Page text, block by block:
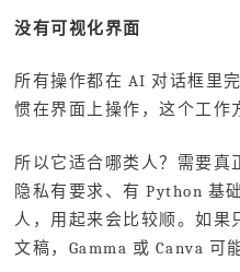
没有可视化界面
所有操作都在 AI 对话框里
惯在界面上操作，这个工作
所以它适合哪类人？需要真
隐私有要求、有 Python 基
人，用起来会比较顺。如果
文稿，Gamma 或 Canva 可